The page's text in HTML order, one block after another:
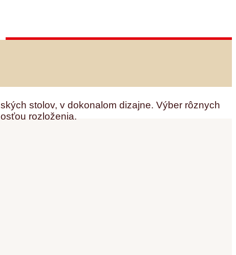
stolov, v dokonalom dizajne. Výber rôznych
rozloženia.